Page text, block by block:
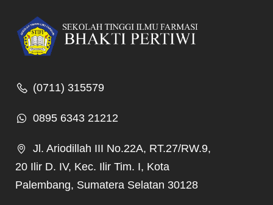
(0711) 315579
0895 6343 21212
Jl. Ariodillah III No.22A, RT.27/RW.9,
20 Ilir D. IV, Kec. Ilir Tim. I, Kota
Palembang, Sumatera Selatan 30128